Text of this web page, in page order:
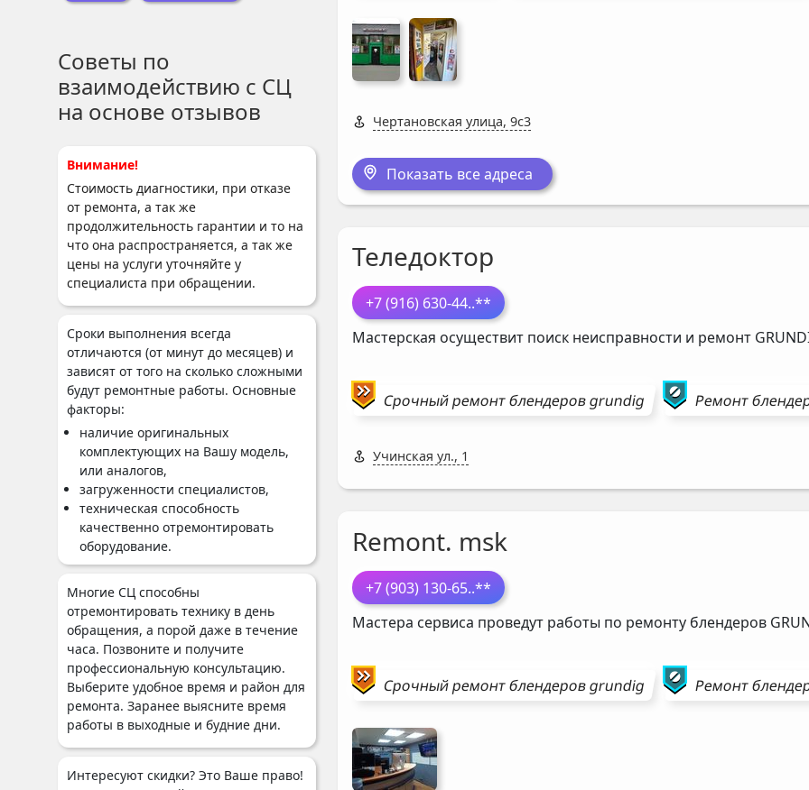
Советы по
взаимодействию с СЦ
на основе отзывов
Внимание!
Стоимость диагностики, при отказе
от ремонта, а так же
продолжительность гарантии и то на
что она распространяется, а так же
цены на услуги уточняйте у
специалиста при обращении.
Сроки выполнения всегда
отличаются (от минут до месяцев) и
зависят от того на сколько сложными
будут ремонтные работы. Основные
факторы:
наличие оригинальных
комплектующих на Вашу модель,
или аналогов,
загруженности специалистов,
техническая способность
качественно отремонтировать
оборудование.
Многие СЦ способны
отремонтировать технику в день
обращения, а порой даже в течение
часа. Позвоните и получите
профессиональную консультацию.
Выберите удобное время и район для
ремонта. Заранее выясните время
работы в выходные и будние дни.
Интересуют скидки? Это Ваше право!
Чертановская улица, 9с3
Показать все адреса
Теледоктор
+7 (916) 630-44..**
Мастерская осуществит поиск неисправности и ремонт
Срочный ремонтблендеровgrundig Ремонт
Учинская ул., 1
Remont. msk
+7 (903) 130-65..**
Мастера сервиса проведут работы по ремонту блендеров
Срочный ремонтблендеровgrundig Ремонт